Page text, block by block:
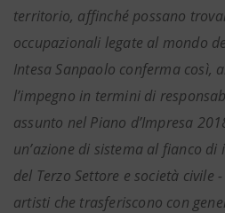
territorio, affinché possano
occupazionali legate al mondo
Intesa Sanpaolo conferma così,
l’impegno in termini di
assunto nel Piano d’Impresa
un’azione di sistema al fianco
del Terzo Settore e società civile
artisti che trasferiscono con